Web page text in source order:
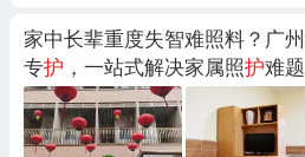
家中长辈重度失智难照料？广
专护 ，一站式解决家属照护难题